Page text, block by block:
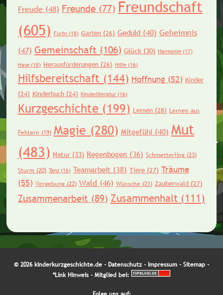
Freude(48) Freunde(77) Freundschaft
(605) Fuchs(18) Garten(26) Geduld(40) Geheimnis
(47) Gemeinschaft(106) Glück(30) Harmonie(17)
Hase(18) Herausforderungen(26) Hilfe(16)
Hilfsbereitschaft (144) Hoffnung (52) Kinder
(24) Kinderbuch(24) Kinderliteratur(16)
Kurzgeschichte(199) Lernen(28) Lernen aus
Fehlern (19) Magie (280) Mitgefühl(40) Mut
(483) Natur(33) Regenbogen(36) Schmetterling(23)
Sturm(20) Tanz(16) Teamarbeit(38) Tiere(27) Träume
(55) Vergebung(22) Wald (46) Wünsche (21) Zauberwald(27)
Zusammenarbeit (89) Zusammenhalt(111)
© 2026 kinderkurzgeschichte.de - Datenschutz - Impressum - Sitemap -
*Link Hinweis- Mitglied bei: